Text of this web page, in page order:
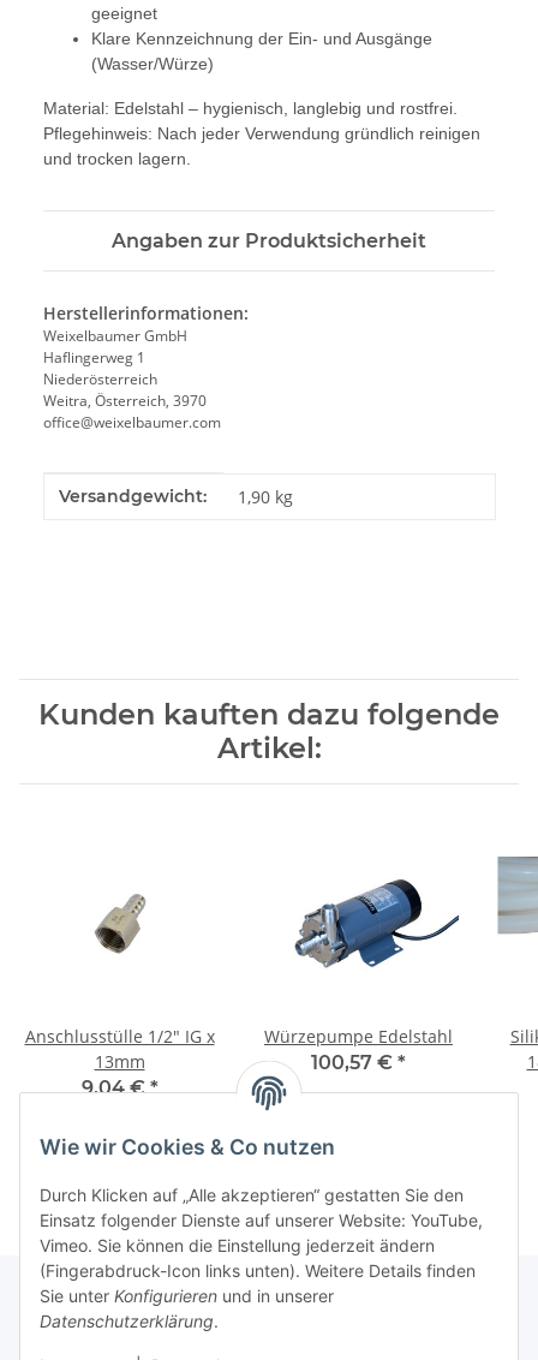
Wie wir Cookies & Co nutzen
Durch Klicken auf „Alle akzeptieren“ gestatten Sie den
Einsatz folgender Dienste auf unserer Website: YouTube,
Vimeo. Sie können die Einstellung jederzeit ändern
(Fingerabdruck-Icon links unten). Weitere Details finden
Sie unter Konfigurieren und in unserer
Datenschutzerklärung.
geeignet
Klare Kennzeichnung der Ein- und Ausgänge
(Wasser/Würze)
Material: Edelstahl – hygienisch, langlebig und rostfrei.
Pflegehinweis: Nach jeder Verwendung gründlich reinigen
und trocken lagern.
Angaben zur Produktsicherheit
Herstellerinformationen:
Weixelbaumer GmbH
Haflingerweg 1
Niederösterreich
Weitra, Österreich, 3970
office@weixelbaumer.com
Produkteigenschaft
Wert
Versandgewicht: 1,90 kg
Kunden kauften dazu folgende
Artikel:
Anschlusstülle 1/2" IG x
13mm
9,04 €*
Würzepumpe Edelstahl
100,57 € *